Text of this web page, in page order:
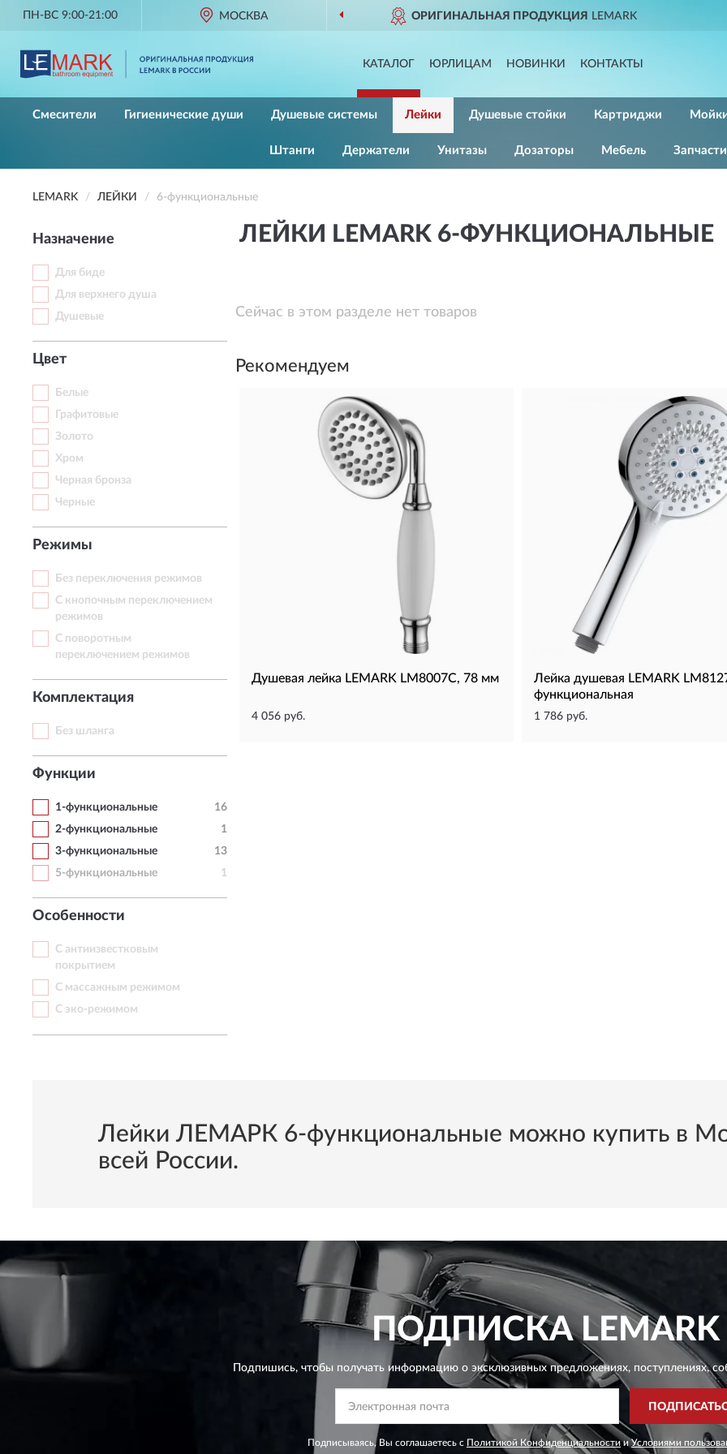
ПН-ВС 9:00-21:00 МОСКВА
ОРИГИНАЛЬНАЯ ПРОДУКЦИЯ LEMARK
КАТАЛОГ ЮРЛИЦАМ НОВИНКИ КОНТАКТЫ
Смесители Гигиенические души Душевые системы Лейки Душевые стойки Картриджи
Штанги Держатели Унитазы Дозаторы Мебель Запчасти
LEMARK ЛЕЙКИ 6-функциональные
Назначение
Для биде
Для верхнего душа
Душевые
Цвет
Белые
Графитовые
Золото
Хром
Черная бронза
Черные
Режимы
Без переключения режимов
С кнопочным переключением
режимов
С поворотным
переключением режимов
Комплектация
Без шланга
Функции
1-функциональные
16
2-функциональные
1
3-функциональные
13
5-функциональные
1
Особенности
С антиизвестковым
покрытием
С массажным режимом
С эко-режимом
ЛЕЙКИ LEMARK 6-ФУНКЦИОНАЛЬНЫЕ
Сейчас в этом разделе нет товаров
Рекомендуем
Душевая лейка LEMARK LM8007C, 78 мм
4 056 руб.
Лейка душевая LEMARK
функциональная
1 786 руб.
Лейки ЛЕМАРК 6-функциональные можно купить в
всей России.
ПОДПИСКАLEMARK
Подпишись, чтобы получать информацию о эксклюзивных предложениях,поступлениях,
Подписываясь, Вы соглашаетесь с Политикой Конфиденциальности иУсловиями